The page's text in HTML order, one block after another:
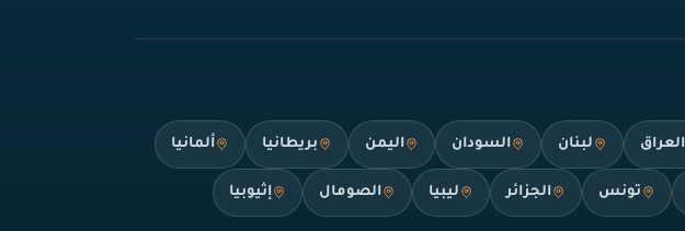
العراق لبنان السودان اليمن بريطانيا ألمانيا
تونس الجزائر ليبيا الصومال إثيوبيا